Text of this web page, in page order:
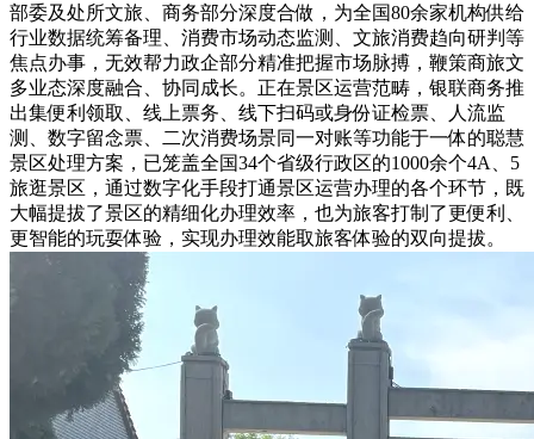
部委及处所文旅、商务部分深度合做，为全国80余家机构供给
行业数据统筹备理、消费市场动态监测、文旅消费趋向研判等
焦点办事，无效帮力政企部分精准把握市场脉搏，鞭策商旅文
多业态深度融合、协同成长。正在景区运营范畴，银联商务推
出集便利领取、线上票务、线下扫码或身份证检票、人流监
测、数字留念票、二次消费场景同一对账等功能于一体的聪慧
景区处理方案，已笼盖全国34个省级行政区的1000余个4A、5
旅逛景区，通过数字化手段打通景区运营办理的各个环节，既
大幅提拔了景区的精细化办理效率，也为旅客打制了更便利、
更智能的玩耍体验，实现办理效能取旅客体验的双向提拔。